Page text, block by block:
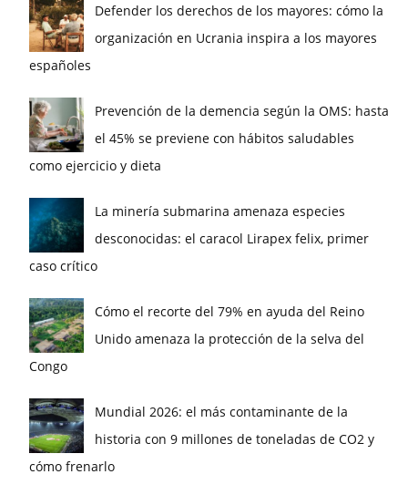
Defender los derechos de los mayores: cómo la
organización en Ucrania inspira a los mayores
españoles
Prevención de la demencia según la OMS: hasta
el 45% se previene con hábitos saludables
como ejercicio y dieta
La minería submarina amenaza especies
desconocidas: el caracol Lirapex felix, primer
caso crítico
Cómo el recorte del 79% en ayuda del Reino
Unido amenaza la protección de la selva del
Congo
Mundial 2026: el más contaminante de la
historia con 9 millones de toneladas de CO2 y
cómo frenarlo